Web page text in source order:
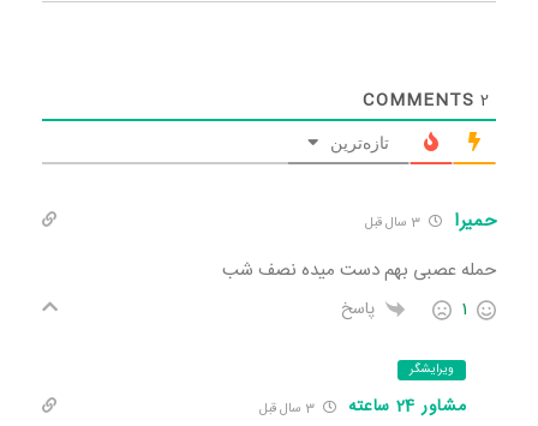
2
COMMENTS
تازه‌ترین
حمیرا 3 سال قبل
حمله عصبی بهم دست میده نصف شب
1 پاسخ
ویرایشگر
مشاور 24 ساعته 3 سال قبل